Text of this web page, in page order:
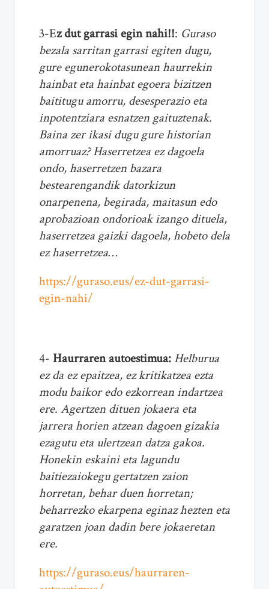
3-Ez dut garrasi egin nahi!!: Guraso
bezala sarritan garrasi egiten dugu,
gure egunerokotasunean haurrekin
hainbat eta hainbat egoera bizitzen
baititugu amorru, desesperazio eta
inpotentziara esnatzen gaituztenak.
Baina zer ikasi dugu gure historian
amorruaz? Haserretzea ez dagoela
ondo, haserretzen bazara
bestearengandik datorkizun
onarpenena, begirada, maitasun edo
aprobazioan ondorioak izango dituela,
haserretzea gaizki dagoela, hobeto dela
ez haserretzea…
https://guraso.eus/ez-dut-garrasi-
egin-nahi/
4- Haurraren autoestimua: Helburua
ez da ez epaitzea, ez kritikatzea ezta
modu baikor edo ezkorrean indartzea
ere. Agertzen dituen jokaera eta
jarrera horien atzean dagoen gizakia
ezagutu eta ulertzean datza gakoa.
Honekin eskaini eta lagundu
baitiezaiokegu gertatzen zaion
horretan, behar duen horretan;
beharrezko ekarpena eginaz hezten eta
garatzen joan dadin bere jokaeretan
ere.
https://guraso.eus/haurraren-